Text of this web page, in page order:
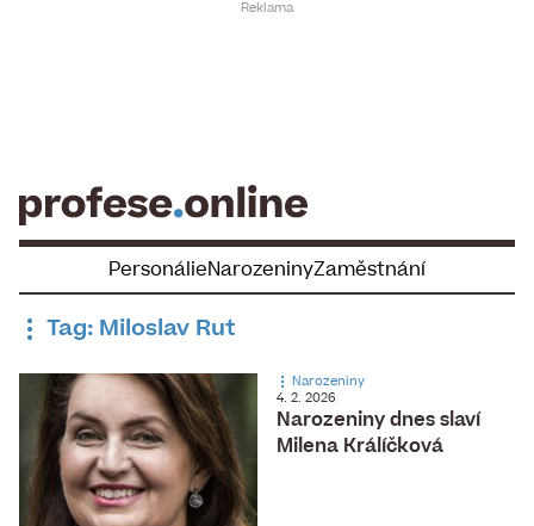
PersonálieNarozeninyZaměstnání
Tag: Miloslav Rut
Narozeniny dnes slaví
Milena Králíčková
Narozeniny
4. 2. 2026